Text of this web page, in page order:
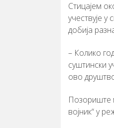
Стицајем
учествује
добија
– Колико
суштински
ово
Позориште
војник“ у